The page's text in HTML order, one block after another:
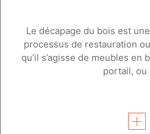
Le décapage du bois est
processus de restauration
qu’il s’agisse de meubles en
portail, ou